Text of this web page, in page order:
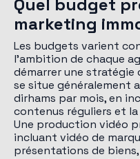
Quel budget
marketing
Les budgets varient
l'ambition de chaque
démarrer une stratégie
se situe généralement
dirhams par mois, en
contenus réguliers et
Une production vidéo
incluant vidéo de
présentations de